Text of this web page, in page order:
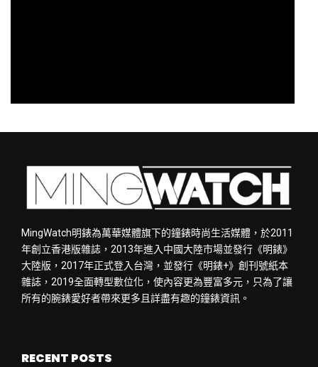
MingWatch明錶為萬華媒體旗下的鐘錶時尚生活媒體，於2011
年創立香港版雜誌，2013年進入中國大陸市場並發行《明錶》
大陸版，2017年正式登入台灣，並發行《明錶+》創刊號紙本
雜誌，2019全面轉型數位化，使內容更為豐富多元，只為了讓
所有的腕錶愛好者帶來更多且詳盡有趣的鐘錶資訊。
RECENT POSTS